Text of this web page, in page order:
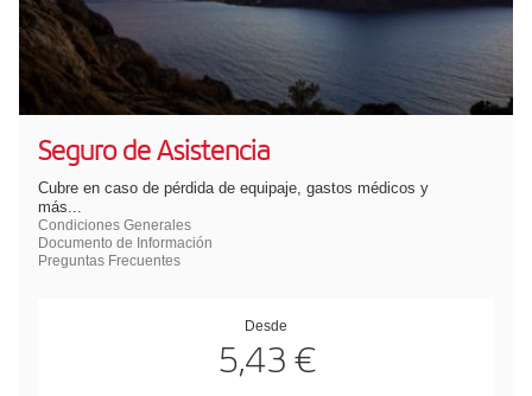
Seguro de Asistencia
Cubre en caso de pérdida de equipaje, gastos médicos y
más...
Condiciones Generales
Documento de Información
Preguntas Frecuentes
Desde
5,43 €